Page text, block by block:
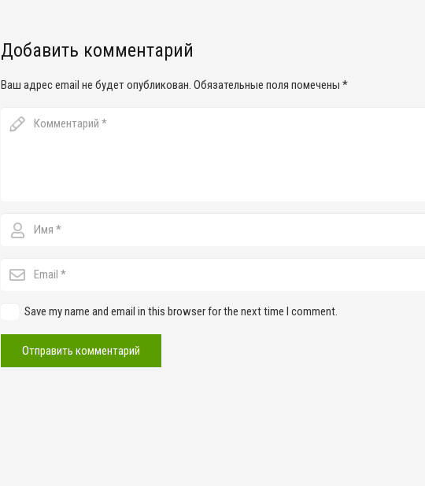
Добавить комментарий
Ваш адрес email не будет опубликован. Обязательные поля помечены *
Save my name and email in this browser for the next time I comment.
Отправить комментарий